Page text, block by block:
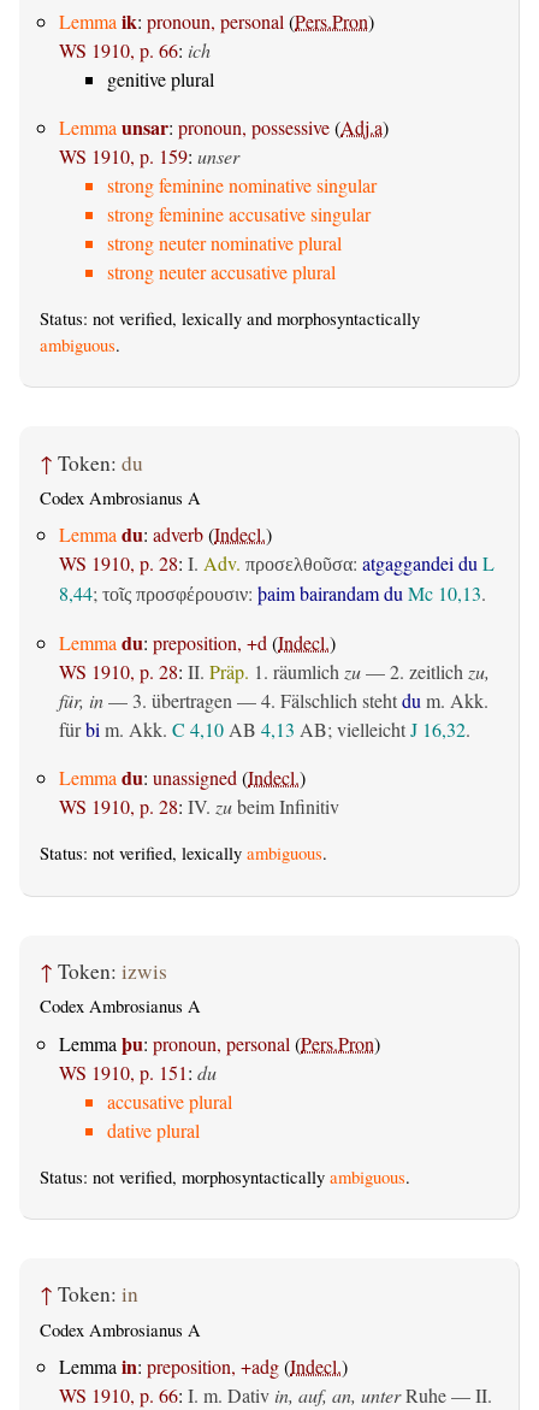
Lemma ik: pronoun, personal (Pers.Pron)
WS 1910, p. 66: ich
genitive plural
Lemma unsar: pronoun, possessive(Adj.a)
WS 1910, p. 159: unser
strong feminine nominative singular
strong feminine accusative singular
strong neuter nominative plural
strong neuter accusative plural
Status: not verified, lexically and morphosyntactically
ambiguous.
↑ Token: du
Codex Ambrosianus A
Lemmadu: adverb(Indecl.)
WS 1910, p. 28: I. Adv. προσελθοῦσα: atgaggandei duL
8,44; τοῖς προσφέρουσιν: þaim bairandam duMc 10,13.
Lemmadu: preposition, +d(Indecl.)
WS 1910, p. 28: II. Präp. 1. räumlichzu— 2. zeitlichzu,
für, in— 3. übertragen— 4. Fälschlich stehtdum. Akk.
fürbim. Akk. C 4,10AB 4,13 AB; vielleichtJ 16,32.
Lemmadu: unassigned(Indecl.)
WS 1910, p. 28: IV. zubeim Infinitiv
Status: not verified, lexically ambiguous.
↑ Token: izwis
Codex Ambrosianus A
Lemma þu: pronoun, personal (Pers.Pron)
WS 1910, p. 151: du
accusative plural
dative plural
Status: not verified, morphosyntactically ambiguous.
↑ Token: in
Codex Ambrosianus A
Lemma in: preposition, +adg(Indecl.)
WS 1910, p. 66: I. m. Dativ in, auf, an, unterRuhe — II.